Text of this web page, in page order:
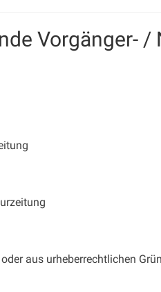
Vorgänger- /
aus urheberrechtlichen